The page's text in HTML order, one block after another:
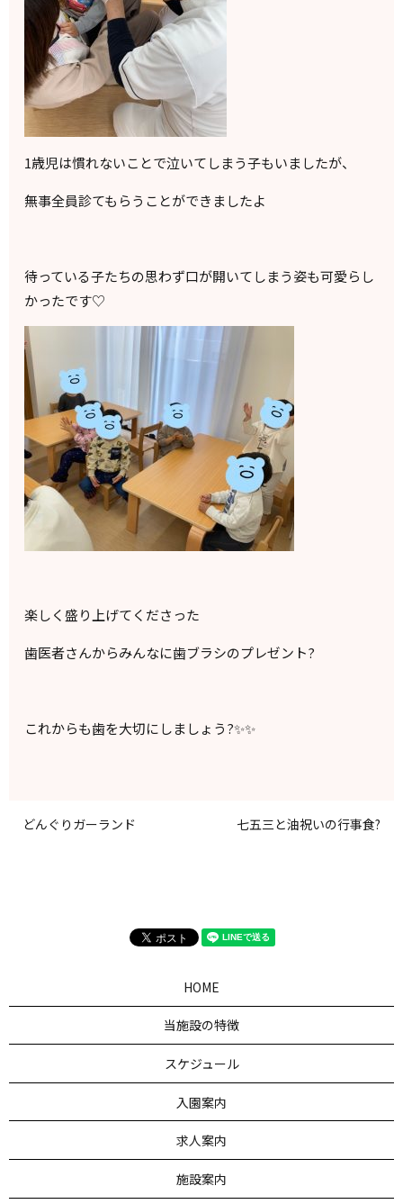
1歳児は慣れないことで泣いてしまう子もいましたが、
無事全員診てもらうことができましたよ
待っている子たちの思わず口が開いてしまう姿も可愛らし
かったです♡
楽しく盛り上げてくださった
歯医者さんからみんなに歯ブラシのプレゼント?
これからも歯を大切にしましょう?✨✨
どんぐりガーランド 七五三と油祝いの行事食?
HOME
当施設の特徴
スケジュール
入園案内
求人案内
施設案内